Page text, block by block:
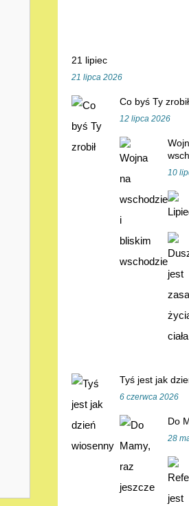
21 lipiec
21 lipca 2026
Co byś Ty zrobił
12 lipca 2026
10
Tyś jest jak
6 czerwca 2026
Do
28